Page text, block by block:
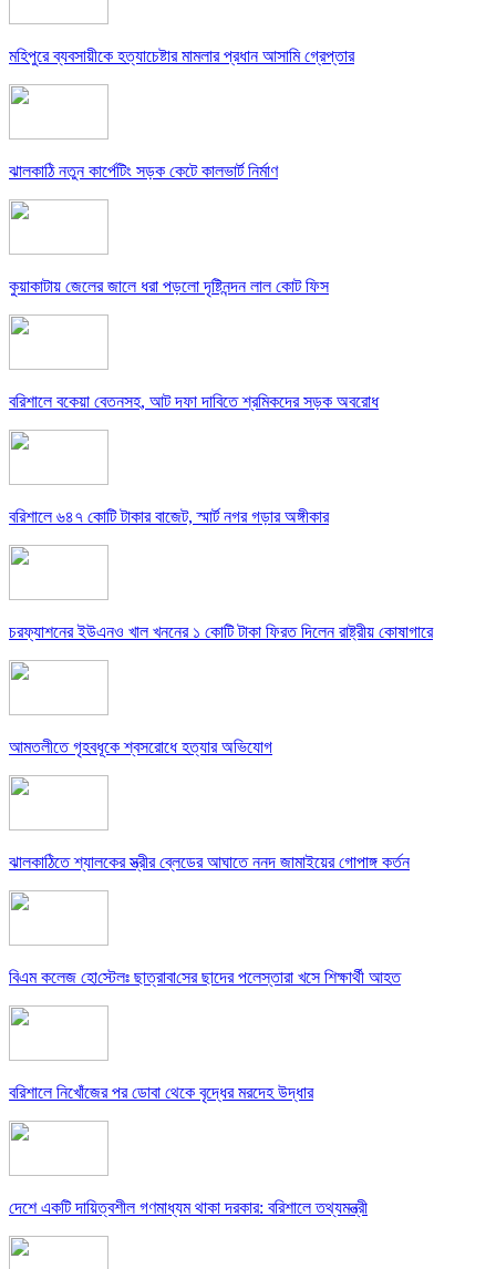
মহিপুরে ব্যবসায়ীকে হত্যাচেষ্টার মামলার প্রধান আসামি গ্রেপ্তার
ঝালকাঠি নতুন কার্পেটিং সড়ক কেটে কালভার্ট নির্মাণ
কুয়াকাটায় জেলের জালে ধরা পড়লো দৃষ্টিনন্দন লাল কোট ফিস
বরিশালে বকেয়া বেতনসহ, আট দফা দাবিতে শ্রমিকদের সড়ক অবরোধ
বরিশালে ৬৪৭ কোটি টাকার বাজেট, স্মার্ট নগর গড়ার অঙ্গীকার
চরফ্যাশনের ইউএনও খাল খননের ১ কোটি টাকা ফিরত দিলেন রাষ্ট্রীয় কোষাগারে
আমতলীতে গৃহবধূকে শ্বসরোধে হত্যার অভিযোগ
ঝালকাঠিতে শ্যালকের স্ত্রীর ব্লেডের আঘাতে ননদ জামাইয়ের গোপাঙ্গ কর্তন
বিএম কলে‌জ হো‌স্টেলঃ ছাত্রাবা‌সের ছাদের পলেস্তারা খসে শিক্ষার্থী আহত
বরিশালে নিখোঁজের পর ডোবা থেকে বৃদ্ধের মরদেহ উদ্ধার
দেশে একটি দায়িত্বশীল গণমাধ্যম থাকা দরকার: বরিশালে তথ্যমন্ত্রী